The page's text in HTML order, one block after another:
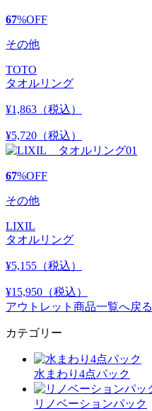
67%OFF
その他
TOTO
タオルリング
¥1,863 （税込）
¥5,720 （税込）
67%OFF
その他
LIXIL
タオルリング
¥5,155 （税込）
¥15,950 （税込）
アウトレット商品一覧へ戻る
カテゴリー
水まわり4点パック
リノベーションパック